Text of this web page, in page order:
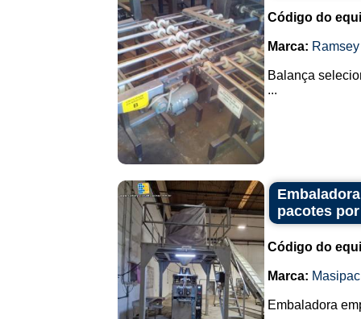
Código do
Marca: Ramsey
Balança
...
pacotes
Código do
Marca:
Embaladora